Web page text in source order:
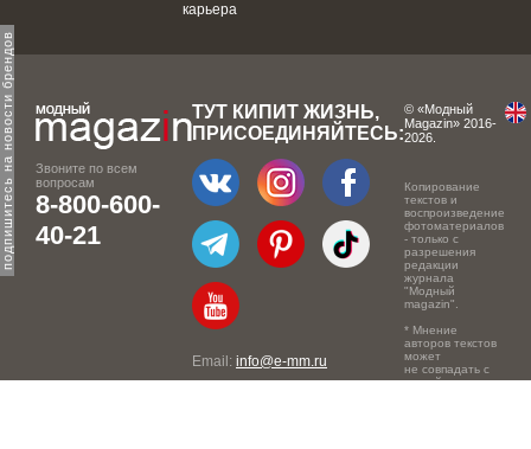
подпишитесь на новости брендов
карьера
Звоните по всем
вопросам
8-800-600-
40-21
ТУТ КИПИТ ЖИЗНЬ,
ПРИСОЕДИНЯЙТЕСЬ:
Email: info@e-mm.ru
© «Модный
Magazin» 2016-
2026.
Копирование
текстов и
воспроизведение
фотоматериалов
- только с
разрешения
редакции
журнала
"Модный
magazin".
* Мнение
авторов текстов
может
не совпадать с
точкой зрения